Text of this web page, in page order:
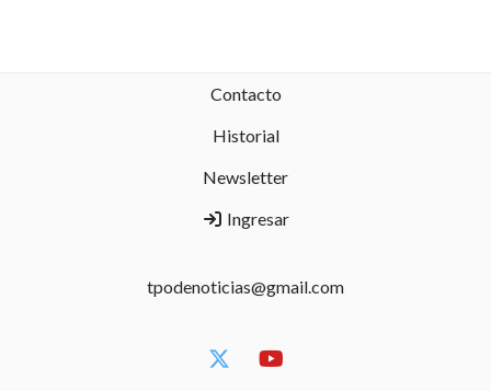
Contacto
Historial
Newsletter
Ingresar
tpodenoticias@gmail.com